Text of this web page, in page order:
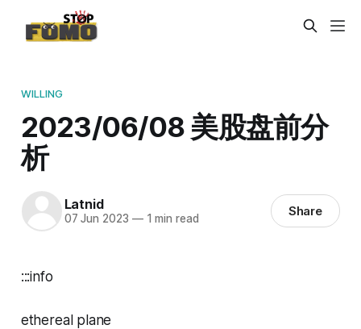
WILLING
2023/06/08 美股盘前分
析
Latnid
07 Jun 2023 —1 min read Share
:::info
ethereal plane